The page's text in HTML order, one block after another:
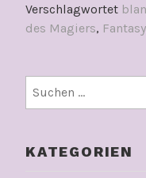
Verschlagwortet
des Magiers, Fantasy
nach:
KATEGORIEN